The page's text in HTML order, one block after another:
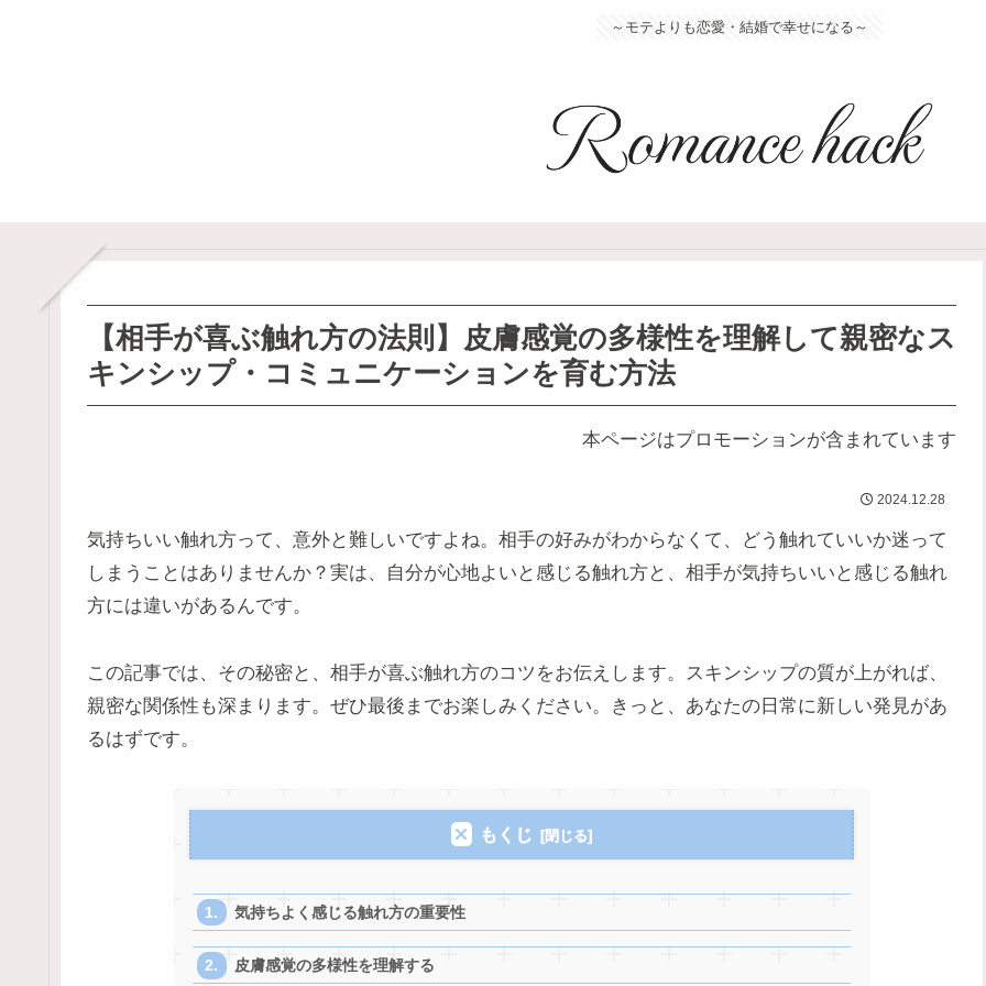
～モテよりも恋愛・結婚で幸せになる～
【相手が喜ぶ触れ方の法則】皮膚感覚の多様性を理解して親密なス
キンシップ・コミュニケーションを育む方法
本ページはプロモーションが含まれています
2024.12.28
気持ちいい触れ方って、意外と難しいですよね。相手の好みがわからなくて、どう触れていいか迷って
しまうことはありませんか？実は、自分が心地よいと感じる触れ方と、相手が気持ちいいと感じる触れ
方には違いがあるんです。
この記事では、その秘密と、相手が喜ぶ触れ方のコツをお伝えします。スキンシップの質が上がれば、
親密な関係性も深まります。ぜひ最後までお楽しみください。きっと、あなたの日常に新しい発見があ
るはずです。
もくじ
気持ちよく感じる触れ方の重要性
皮膚感覚の多様性を理解する